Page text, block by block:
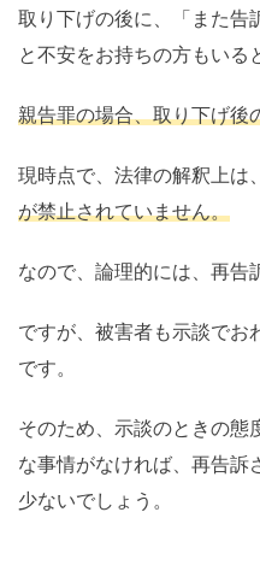
取り下げの後に、「また告
と不安をお持ちの方もいる
親告罪の場合、取り下げ後
現時点で、法律の解釈上は、
が禁止されていません。
なので、論理的には、再告
ですが、被害者も示談でお
です。
そのため、示談のときの態
な事情がなければ、再告訴
少ないでしょう。